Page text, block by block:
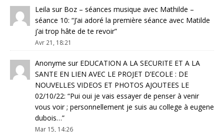
Leila sur Boz – séances musique avec Mathilde –
séance 10: “J’ai adoré la première séance avec Matilde
j’ai trop hâte de te revoir”
Avr 21, 18:21
Anonyme sur EDUCATION A LA SECURITE ET A LA
SANTE EN LIEN AVEC LE PROJET D’ECOLE : DE
NOUVELLES VIDEOS ET PHOTOS AJOUTEES LE
02/10/22: “Pui oui je vais essayer de penser à venir
vous voir ; personnellement je suis au college à eugene
dubois…”
Mar 15, 14:26